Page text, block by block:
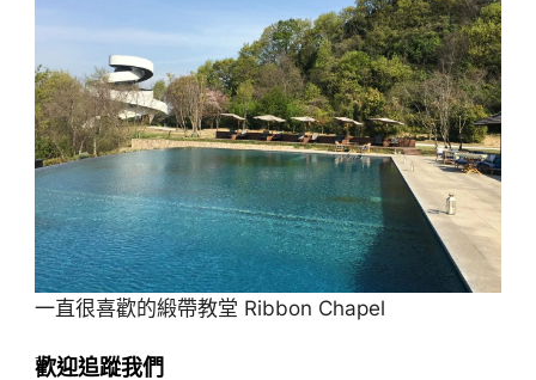
一直很喜歡的緞帶教堂 Ribbon Chapel
歡迎追蹤我們